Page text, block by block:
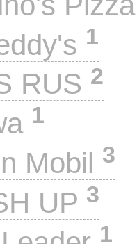
1
RUS 2
1
Mobil 3
UP 3
1